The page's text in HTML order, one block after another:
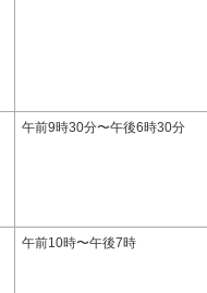
午前9時30分〜午後6時30分
午前10時〜午後7時